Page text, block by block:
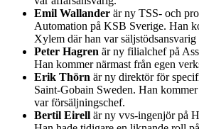
Emil Wallander är ny TSS- och
Automation på KSB Sverige. Han
Xylem där han var säljstödsansvarig
Peter Hagren är ny filialchef på
Han kommer närmast från egen
Erik Thörn är ny direktör för
Saint-Gobain Sweden. Han
var försäljningschef.
Bertil Eirell är ny vvs-ingenjör på